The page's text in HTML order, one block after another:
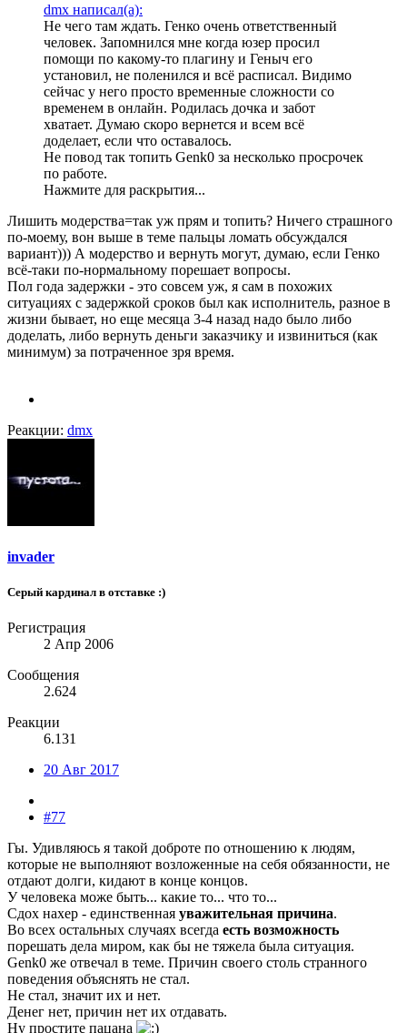
dmx написал(а):
Не чего там ждать. Генко очень ответственный
человек. Запомнился мне когда юзер просил
помощи по какому-то плагину и Геныч его
установил, не поленился и всё расписал. Видимо
сейчас у него просто временные сложности со
временем в онлайн. Родилась дочка и забот
хватает. Думаю скоро вернется и всем всё
доделает, если что оставалось.
Не повод так топить Genk0 за несколько просрочек
по работе.
Нажмите для раскрытия...
Лишить модерства=так уж прям и топить? Ничего страшного
по-моему, вон выше в теме пальцы ломать обсуждался
вариант))) А модерство и вернуть могут, думаю, если Генко
всё-таки по-нормальному порешает вопросы.
Пол года задержки - это совсем уж, я сам в похожих
ситуациях с задержкой сроков был как исполнитель, разное в
жизни бывает, но еще месяца 3-4 назад надо было либо
доделать, либо вернуть деньги заказчику и извиниться (как
минимум) за потраченное зря время.
Реакции: dmx
invader
Серый кардинал в отставке :)
Регистрация
2 Апр 2006
Сообщения
2.624
Реакции
6.131
20 Авг 2017
#77
Гы. Удивляюсь я такой доброте по отношению к людям,
которые не выполняют возложенные на себя обязанности, не
отдают долги, кидают в конце концов.
У человека може быть... какие то... что то...
Сдох нахер - единственная уважительная причина.
Во всех остальных случаях всегда есть возможность
порешать дела миром, как бы не тяжела была ситуация.
Genk0 же отвечал в теме. Причин своего столь странного
поведения объяснять не стал.
Не стал, значит их и нет.
Денег нет, причин нет их отдавать.
Ну простите пацана